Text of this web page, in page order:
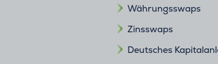
Währungsswaps
Zinsswaps
Deutsches